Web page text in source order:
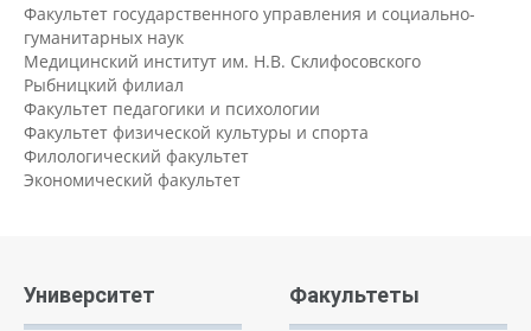
Факультет государственного управления и социально-
гуманитарных наук
Медицинский институт им. Н.В. Склифосовского
Рыбницкий филиал
Факультет педагогики и психологии
Факультет физической культуры и спорта
Филологический факультет
Экономический факультет
Университет Факультеты